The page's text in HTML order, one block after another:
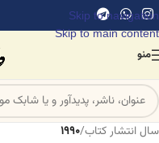
Skip to navigation
Skip to main content
منو
سال انتشار کتاب/
1990